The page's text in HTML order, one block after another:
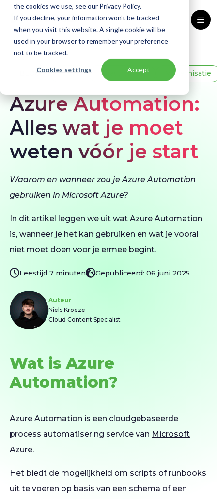
the cookies we use, see our Privacy Policy.
If you decline, your information won’t be tracked
when you visit this website. A single cookie will be
used in your browser to remember your preference
not to be tracked.
Cookies settings Accept
Home Blogs Azure Automation
BLOG Azure Infrastructuur Modernisatie
Azure Automation:
Alles wat je moet
weten vóór je start
Waarom en wanneer zou je Azure Automation
gebruiken in Microsoft Azure?
In dit artikel leggen we uit wat Azure Automation
is, wanneer je het kan gebruiken en wat je vooral
niet moet doen voor je ermee begint.
Auteur
Niels Kroeze
Cloud Content Specialist
Leestijd 7 minuten Gepubliceerd: 06 juni 2025
Wat is Azure
Automation?
Azure Automation is een cloudgebaseerde
process automatisering service van Microsoft
Azure.
Het biedt de mogelijkheid om scripts of runbooks
uit te voeren op basis van een schema of een